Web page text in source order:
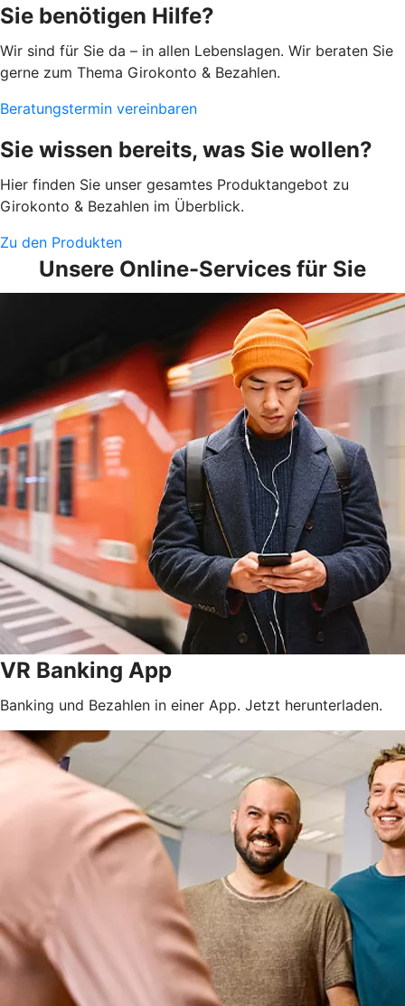
Sie benötigen Hilfe?
Wir sind für Sie da – in allen Lebenslagen. Wir beraten Sie
gerne zum Thema Girokonto & Bezahlen.
Beratungstermin vereinbaren
Sie wissen bereits, was Sie wollen?
Hier finden Sie unser gesamtes Produktangebot zu
Girokonto & Bezahlen im Überblick.
Zu den Produkten
Unsere Online-Services für Sie
VR Banking App
Banking und Bezahlen in einer App. Jetzt herunterladen.